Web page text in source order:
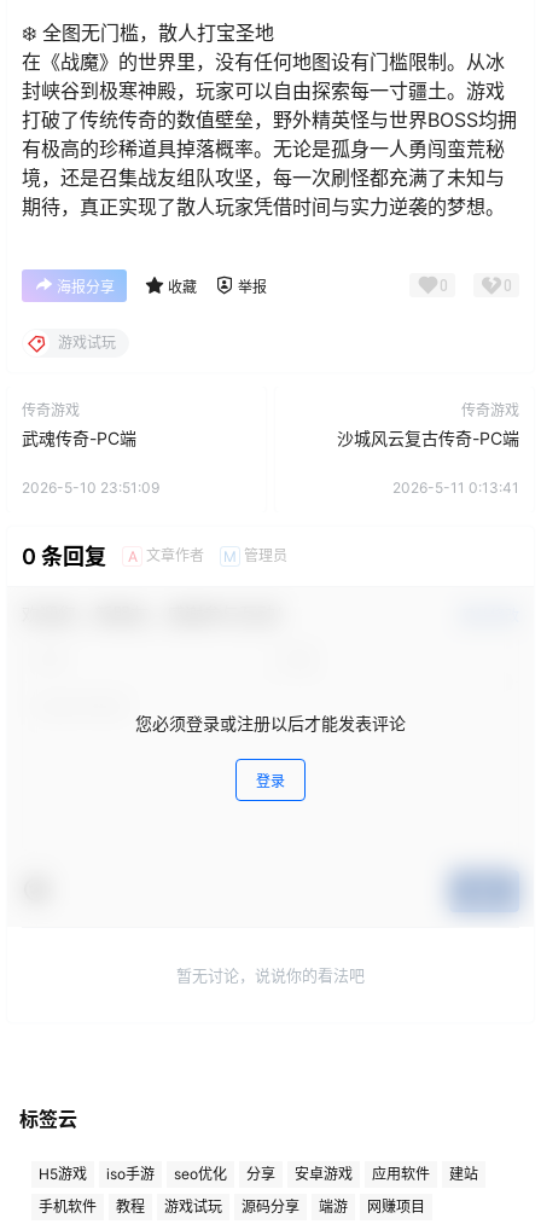
❄️ 全图无门槛，散人打宝圣地
在《战魔》的世界里，没有任何地图设有门槛限制。从冰
封峡谷到极寒神殿，玩家可以自由探索每一寸疆土。游戏
打破了传统传奇的数值壁垒，野外精英怪与世界BOSS均拥
有极高的珍稀道具掉落概率。无论是孤身一人勇闯蛮荒秘
境，还是召集战友组队攻坚，每一次刷怪都充满了未知与
期待，真正实现了散人玩家凭借时间与实力逆袭的梦想。
海报分享 收藏 举报 0 0
游戏试玩
传奇游戏
武魂传奇-PC端
2026-5-10 23:51:09
传奇游戏
沙城风云复古传奇-PC端
2026-5-11 0:13:41
0 条回复 A 文章作者 M 管理员
您必须登录或注册以后才能发表评论
登录
暂无讨论，说说你的看法吧
标签云
H5游戏 iso手游 seo优化 分享 安卓游戏 应用软件
建站
手机软件
教程 游戏试玩 源码分享 端游 网赚项目